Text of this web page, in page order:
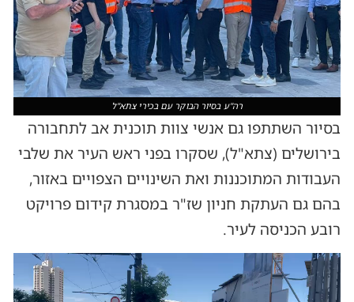
רה''ע בסיור הבוקר עם בכירי צתא"ל
בסיור השתתפו גם אנשי צוות תוכנית אב לתחבורה
בירושלים (צתא"ל), שסקרו בפני ראש העיר את שלבי
העבודות המתוכננות ואת השינויים הצפויים באזור,
בהם גם העתקת חניון שז"ר במסגרת קידום פרויקט
רובע הכניסה לעיר.
נגן
וידאו